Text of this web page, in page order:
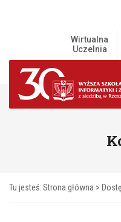
Wirtualna
Uczelnia
Tu jesteś: Strona główna >